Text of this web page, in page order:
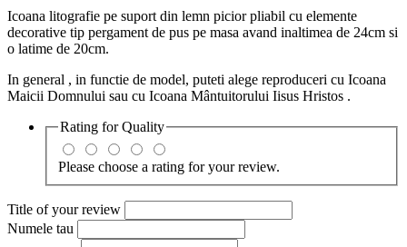
Icoana litografie pe suport din lemn picior pliabil cu elemente
decorative tip pergament de pus pe masa avand inaltimea de 24cm si
o latime de 20cm.
In general , in functie de model, puteti alege reproduceri cu Icoana
Maicii Domnului sau cu Icoana Mântuitorului Iisus Hristos .
Rating forQuality
Please choose a rating for your review.
Title of your review
Numele tau